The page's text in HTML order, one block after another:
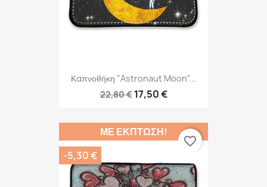
Καπνοθήκη "Astronaut Moon"...
22,80 € 17,50 €
ΜΕ ΈΚΠΤΩΣΗ!
-5,30 €
favorite_border